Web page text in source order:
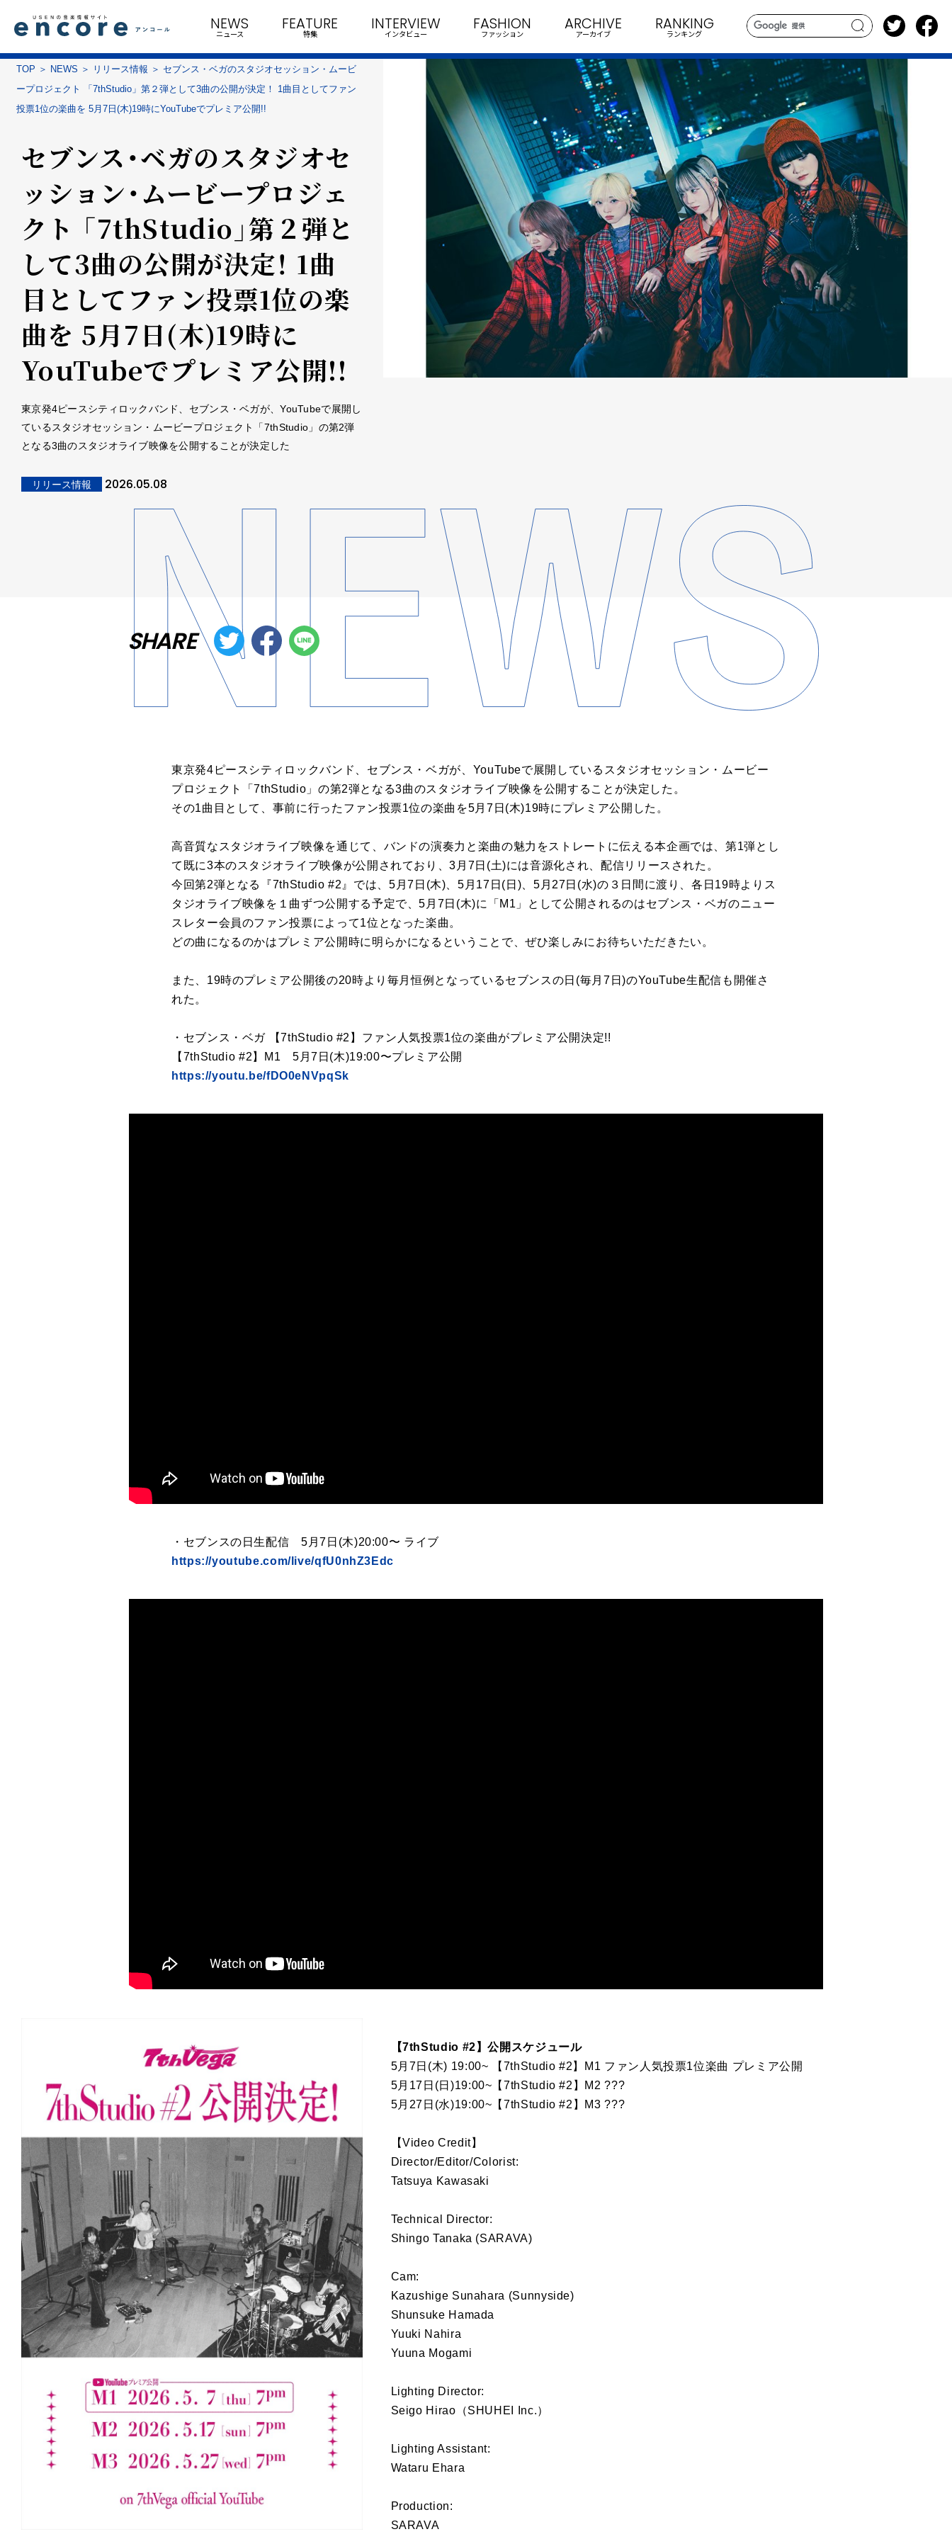
search
NEWS
ニュース
FEATURE
特集
INTERVIEW
インタビュー
FASHION
ファッション
ARCHIVE
アーカイブ
RANKING
ランキング
TOP NEWS リリース情報
セブンス・ベガのスタジオセッション・ムービ
ープロジェクト 「7thStudio」第２弾として3曲の公開が決定！ 1曲目としてファン
投票1位の楽曲を 5月7日(木)19時にYouTubeでプレミア公開!!
セブンス・ベガのスタジオセ
ッション・ムービープロジェ
クト 「7thStudio」第２弾と
して3曲の公開が決定！ 1曲
目としてファン投票1位の楽
曲を 5月7日(木)19時に
YouTubeでプレミア公開!!
東京発4ピースシティロックバンド、セブンス・ベガが、YouTubeで展開し
ているスタジオセッション・ムービープロジェクト「7thStudio」の第2弾
となる3曲のスタジオライブ映像を公開することが決定した
リリース情報 2026.05.08
SHARE
東京発4ピースシティロックバンド、セブンス・ベガが、YouTubeで展開しているスタジオセッション・ムービー
プロジェクト「7thStudio」の第2弾となる3曲のスタジオライブ映像を公開することが決定した。
その1曲目として、事前に行ったファン投票1位の楽曲を5月7日(木)19時にプレミア公開した。
高音質なスタジオライブ映像を通じて、バンドの演奏力と楽曲の魅力をストレートに伝える本企画では、第1弾とし
て既に3本のスタジオライブ映像が公開されており、3月7日(土)には音源化され、配信リリースされた。
今回第2弾となる『7thStudio #2』では、5月7日(木)、5月17日(日)、5月27日(水)の３日間に渡り、各日19時よりス
タジオライブ映像を１曲ずつ公開する予定で、5月7日(木)に「M1」として公開されるのはセブンス・ベガのニュー
スレター会員のファン投票によって1位となった楽曲。
どの曲になるのかはプレミア公開時に明らかになるということで、ぜひ楽しみにお待ちいただきたい。
また、19時のプレミア公開後の20時より毎月恒例となっているセブンスの日(毎月7日)のYouTube生配信も開催さ
れた。
・セブンス・ベガ 【7thStudio #2】ファン人気投票1位の楽曲がプレミア公開決定!!
【7thStudio #2】M1 5月7日(木)19:00〜プレミア公開
https://youtu.be/fDO0eNVpqSk
・セブンスの日生配信 5月7日(木)20:00〜 ライブ
https://youtube.com/live/qfU0nhZ3Edc
【7thStudio #2】公開スケジュール
5月7日(木) 19:00~ 【7thStudio #2】M1 ファン人気投票1位楽曲 プレミア公開
5月17日(日)19:00~【7thStudio #2】M2 ???
5月27日(水)19:00~【7thStudio #2】M3 ???
【Video Credit】
Director/Editor/Colorist:
Tatsuya Kawasaki
Technical Director:
Shingo Tanaka (SARAVA)
Cam:
Kazushige Sunahara (Sunnyside)
Shunsuke Hamada
Yuuki Nahira
Yuuna Mogami
Lighting Director:
Seigo Hirao（SHUHEI Inc.）
Lighting Assistant:
Wataru Ehara
Production:
SARAVA